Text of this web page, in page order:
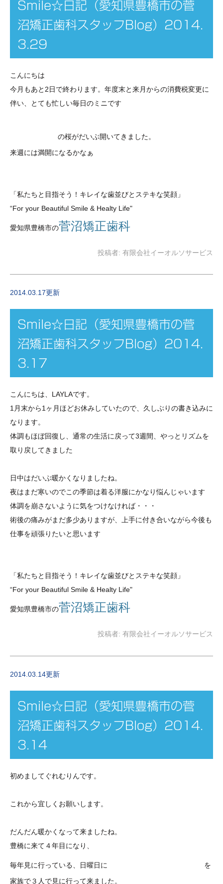
Smile☆日記（愛知県豊橋市の菅
沼矯正歯科スタッフBlog）2014.
3.29
こんにちは
今月もあと2日で終わります。年度末と来月からの消費税変更に
伴い、とても忙しい毎日のミニです
の桜がだいぶ開いてきました。
来週には満開になるかなぁ
「私たちと目指そう！キレイな歯並びとステキな笑顔 」
“For your Beautiful Smile & Healty Life"
愛知県豊橋市の菅沼矯正歯科
投稿者: 有限会社イーオルソサービス
2014.03.17更新
Smile☆日記（愛知県豊橋市の菅
沼矯正歯科スタッフBlog）2014.
3.17
こんにちは、LAYLAです。
1月末から1ヶ月ほどお休みしていたので、久しぶりの書き込みに
なります。
体調もほぼ回復し、通常の生活に戻って3週間、やっとリズムを
取り戻してきました
日中はだいぶ暖かくなりましたね。
夜はまだ寒いのでこの季節は着る洋服にかなり悩んじゃいます
体調を崩さないように気をつけなければ・・・
術後の痛みがまだ多少ありますが、上手に付き合いながら今後も
仕事を頑張りたいと思います
「私たちと目指そう！キレイな歯並びとステキな笑顔 」
“For your Beautiful Smile & Healty Life"
愛知県豊橋市の菅沼矯正歯科
投稿者: 有限会社イーオルソサービス
2014.03.14更新
Smile☆日記（愛知県豊橋市の菅
沼矯正歯科スタッフBlog）2014.
3.14
初めましてぐれむりんです。
これから宜しくお願いします。
だんだん暖かくなって来ましたね。
豊橋に来て４年目になり、
毎年見に行っている、日曜日に
を
家族で３人で見に行って来ました。